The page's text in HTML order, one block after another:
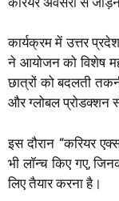
कार्यक्रम में उत्तर
ने आयोजन को विशेष
छात्रों को बदलती
और ग्लोबल प्रोडक्शन
इस दौरान “करियर
भी लॉन्च किए गए,
लिए तैयार करना है।